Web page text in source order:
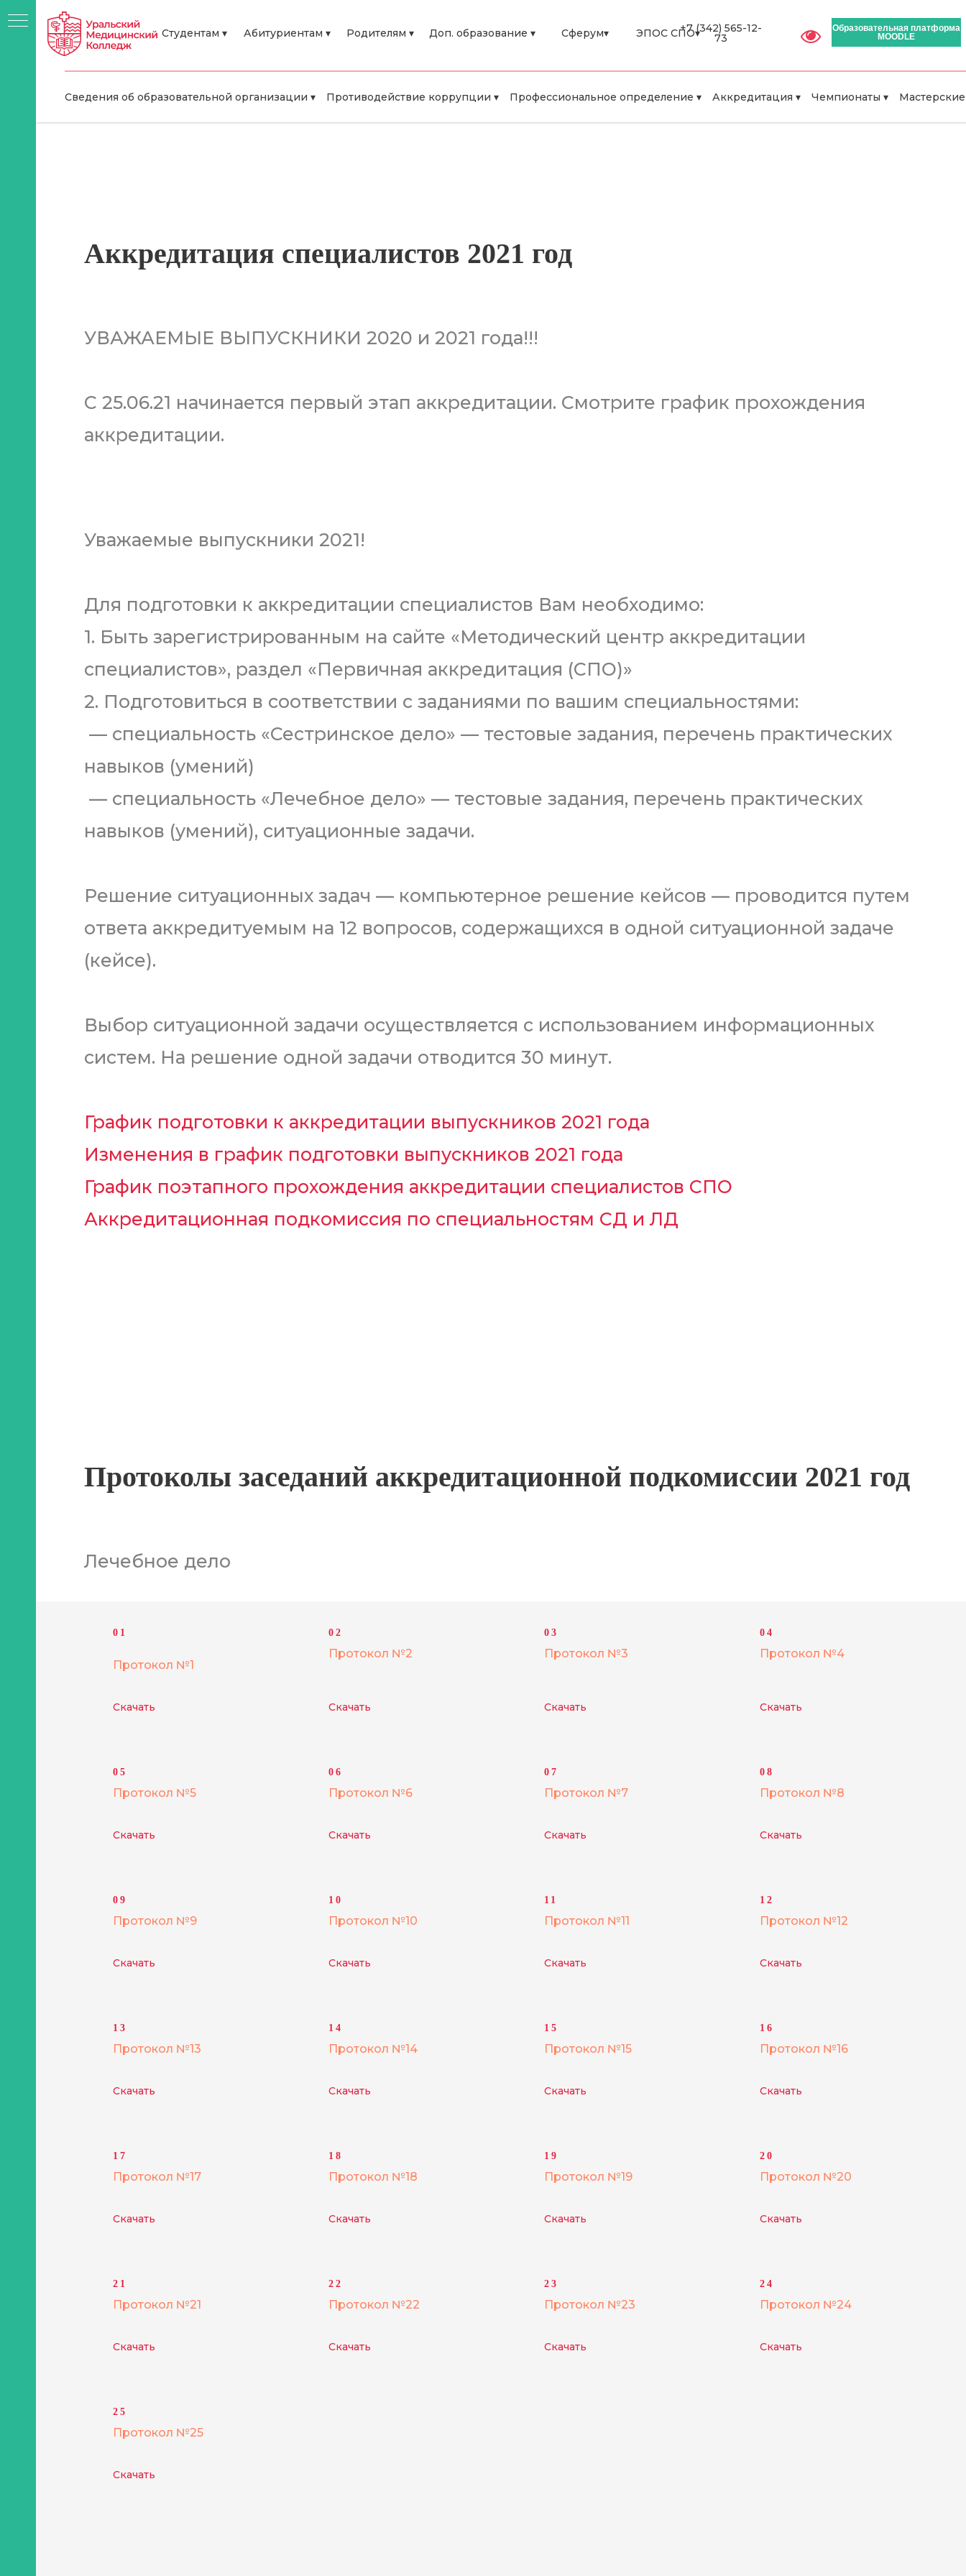
Студентам ▾ Абитуриентам ▾ Родителям ▾ Доп. образование ▾ +7 (342) 565-12-
73
Образовательная платформа
MOODLE
ЭПОС СПО▾
Сферум▾
Сведения об образовательной организации ▾ Противодействие коррупции ▾ Профессиональное определение ▾ Аккредитация ▾ Чемпионаты ▾ Мастерские
Аккредитация специалистов 2021 год
УВАЖАЕМЫЕ ВЫПУСКНИКИ 2020 и 2021 года!!!
С 25.06.21 начинается первый этап аккредитации. Смотрите график прохождения
аккредитации.
Уважаемые выпускники 2021!
Для подготовки к аккредитации специалистов Вам необходимо:
1. Быть зарегистрированным на сайте «Методический центр аккредитации
специалистов», раздел «Первичная аккредитация (СПО)»
2. Подготовиться в соответствии с заданиями по вашим специальностями:
— специальность «Сестринское дело» — тестовые задания, перечень практических
навыков (умений)
— специальность «Лечебное дело» — тестовые задания, перечень практических
навыков (умений), ситуационные задачи.
Решение ситуационных задач — компьютерное решение кейсов — проводится путем
ответа аккредитуемым на 12 вопросов, содержащихся в одной ситуационной задаче
(кейсе).
Выбор ситуационной задачи осуществляется с использованием информационных
систем. На решение одной задачи отводится 30 минут.
График подготовки к аккредитации выпускников 2021 года
Изменения в график подготовки выпускников 2021 года
График поэтапного прохождения аккредитации специалистов СПО
Аккредитационная подкомиссия по специальностям СД и ЛД
Протоколы заседаний аккредитационной подкомиссии 2021 год
Лечебное дело
01
Протокол №1
Скачать
02
Протокол №2
Скачать
03
Протокол №3
Скачать
04
Протокол №4
Скачать
05
Протокол №5
Скачать
06
Протокол №6
Скачать
07
Протокол №7
Скачать
08
Протокол №8
Скачать
09
Протокол №9
Скачать
10
Протокол №10
Скачать
11
Протокол №11
Скачать
12
Протокол №12
Скачать
13
Протокол №13
Скачать
14
Протокол №14
Скачать
15
Протокол №15
Скачать
16
Протокол №16
Скачать
17
Протокол №17
Скачать
18
Протокол №18
Скачать
19
Протокол №19
Скачать
20
Протокол №20
Скачать
21
Протокол №21
Скачать
22
Протокол №22
Скачать
23
Протокол №23
Скачать
24
Протокол №24
Скачать
25
Протокол №25
Скачать